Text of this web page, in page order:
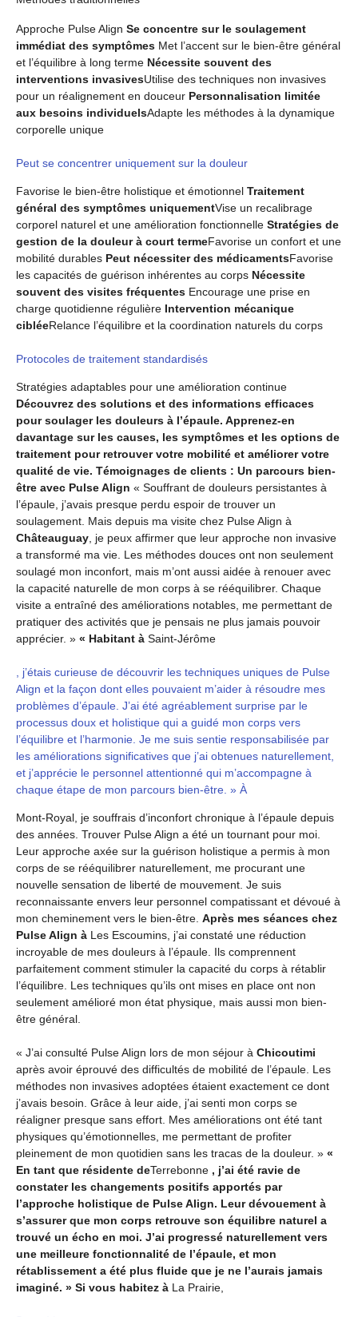
Approche Pulse Align Se concentre sur le soulagement
immédiat des symptômes Met l’accent sur le bien-être général
et l’équilibre à long terme Nécessite souvent des
interventions invasivesUtilise des techniques non invasives
pour un réalignement en douceur Personnalisation limitée
aux besoins individuelsAdapte les méthodes à la dynamique
corporelle unique
Peut se concentrer uniquement sur la douleur
Favorise le bien-être holistique et émotionnel Traitement
général des symptômes uniquementVise un recalibrage
corporel naturel et une amélioration fonctionnelle Stratégies de
gestion de la douleur à court termeFavorise un confort et une
mobilité durables Peut nécessiter des médicamentsFavorise
les capacités de guérison inhérentes au corps Nécessite
souvent des visites fréquentes Encourage une prise en
charge quotidienne régulière Intervention mécanique
cibléeRelance l’équilibre et la coordination naturels du corps
Protocoles de traitement standardisés
Stratégies adaptables pour une amélioration continue
Découvrez des solutions et des informations efficaces
pour soulager les douleurs à l’épaule. Apprenez-en
davantage sur les causes, les symptômes et les options de
traitement pour retrouver votre mobilité et améliorer votre
qualité de vie. Témoignages de clients : Un parcours bien-
être avec Pulse Align « Souffrant de douleurs persistantes à
l’épaule, j’avais presque perdu espoir de trouver un
soulagement. Mais depuis ma visite chez Pulse Align à
Châteauguay, je peux affirmer que leur approche non invasive
a transformé ma vie. Les méthodes douces ont non seulement
soulagé mon inconfort, mais m’ont aussi aidée à renouer avec
la capacité naturelle de mon corps à se rééquilibrer. Chaque
visite a entraîné des améliorations notables, me permettant de
pratiquer des activités que je pensais ne plus jamais pouvoir
apprécier. » « Habitant à Saint-Jérôme
, j’étais curieuse de découvrir les techniques uniques de Pulse
Align et la façon dont elles pouvaient m’aider à résoudre mes
problèmes d’épaule. J’ai été agréablement surprise par le
processus doux et holistique qui a guidé mon corps vers
l’équilibre et l’harmonie. Je me suis sentie responsabilisée par
les améliorations significatives que j’ai obtenues naturellement,
et j’apprécie le personnel attentionné qui m’accompagne à
chaque étape de mon parcours bien-être. » À
Mont-Royal, je souffrais d’inconfort chronique à l’épaule depuis
des années. Trouver Pulse Align a été un tournant pour moi.
Leur approche axée sur la guérison holistique a permis à mon
corps de se rééquilibrer naturellement, me procurant une
nouvelle sensation de liberté de mouvement. Je suis
reconnaissante envers leur personnel compatissant et dévoué à
mon cheminement vers le bien-être. Après mes séances chez
Pulse Align à Les Escoumins, j’ai constaté une réduction
incroyable de mes douleurs à l’épaule. Ils comprennent
parfaitement comment stimuler la capacité du corps à rétablir
l’équilibre. Les techniques qu’ils ont mises en place ont non
seulement amélioré mon état physique, mais aussi mon bien-
être général.
« J’ai consulté Pulse Align lors de mon séjour à Chicoutimi
après avoir éprouvé des difficultés de mobilité de l’épaule. Les
méthodes non invasives adoptées étaient exactement ce dont
j’avais besoin. Grâce à leur aide, j’ai senti mon corps se
réaligner presque sans effort. Mes améliorations ont été tant
physiques qu’émotionnelles, me permettant de profiter
pleinement de mon quotidien sans les tracas de la douleur. » «
En tant que résidente deTerrebonne , j’ai été ravie de
constater les changements positifs apportés par
l’approche holistique de Pulse Align. Leur dévouement à
s’assurer que mon corps retrouve son équilibre naturel a
trouvé un écho en moi. J’ai progressé naturellement vers
une meilleure fonctionnalité de l’épaule, et mon
rétablissement a été plus fluide que je ne l’aurais jamais
imaginé. » Si vous habitez à La Prairie,